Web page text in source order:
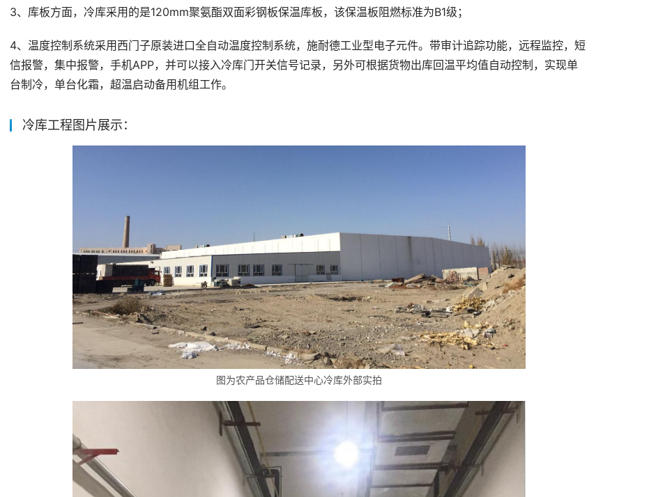
3、库板方面，冷库采用的是120mm聚氨酯双面彩钢板保温库板，该保温板阻燃标准为B1级；
4、温度控制系统采用西门子原装进口全自动温度控制系统，施耐德工业型电子元件。带审计追踪功能，远程监控，短
信报警，集中报警，手机APP，并可以接入冷库门开关信号记录，另外可根据货物出库回温平均值自动控制，实现单
台制冷，单台化霜，超温启动备用机组工作。
冷库工程图片展示：
图为农产品仓储配送中心冷库外部实拍